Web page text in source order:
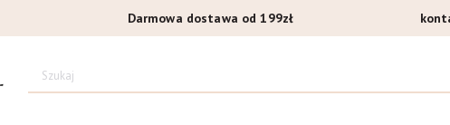
Darmowa dostawa od 199zł
Drogeria Louma.pl